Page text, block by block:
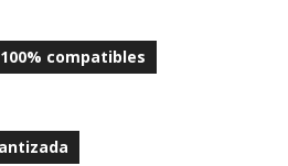
compatibles